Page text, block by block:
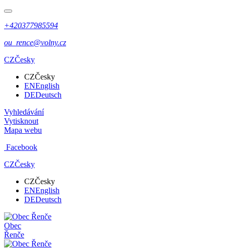
+420377985594
ou_rence@volny.cz
CZČesky
CZČesky
ENEnglish
DEDeutsch
Vyhledávání
Vytisknout
Mapa webu
Facebook
CZČesky
CZČesky
ENEnglish
DEDeutsch
Obec
Řenče